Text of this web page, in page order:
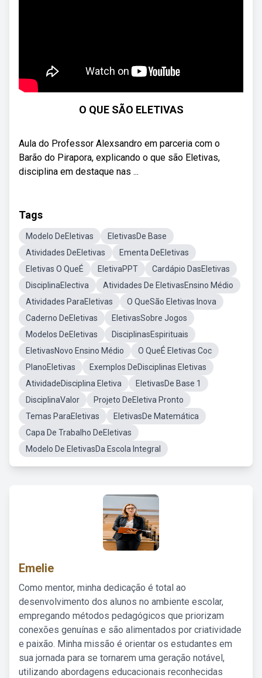
O QUE SÃO ELETIVAS
Aula do Professor Alexsandro em parceria com o
Barão do Pirapora, explicando o que são Eletivas,
disciplina em destaque nas ...
Tags
Modelo DeEletivas
EletivasDe Base
Atividades DeEletivas
Ementa DeEletivas
Eletivas O QueÉ
EletivaPPT
Cardápio DasEletivas
DisciplinaElectiva
Atividades De EletivasEnsino Médio
Atividades ParaEletivas
O QueSão Eletivas Inova
Caderno DeEletivas
EletivasSobre Jogos
Modelos DeEletivas
DisciplinasEspirituais
EletivasNovo Ensino Médio
O QueÉ Eletivas Coc
PlanoEletivas
Exemplos DeDisciplinas Eletivas
AtividadeDisciplina Eletiva
EletivasDe Base 1
DisciplinaValor
Projeto DeEletiva Pronto
Temas ParaEletivas
EletivasDe Matemática
Capa De Trabalho DeEletivas
Modelo De EletivasDa Escola Integral
Emelie
Como mentor, minha dedicação é total ao
desenvolvimento dos alunos no ambiente escolar,
empregando métodos pedagógicos que priorizam
conexões genuínas e são alimentados por criatividade
e paixão. Minha missão é orientar os estudantes em
sua jornada para se tornarem uma geração notável,
utilizando abordagens educacionais reconhecidas